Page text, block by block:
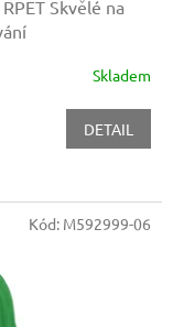
Skvělé na
Skladem
DETAIL
Kód: M592999-06